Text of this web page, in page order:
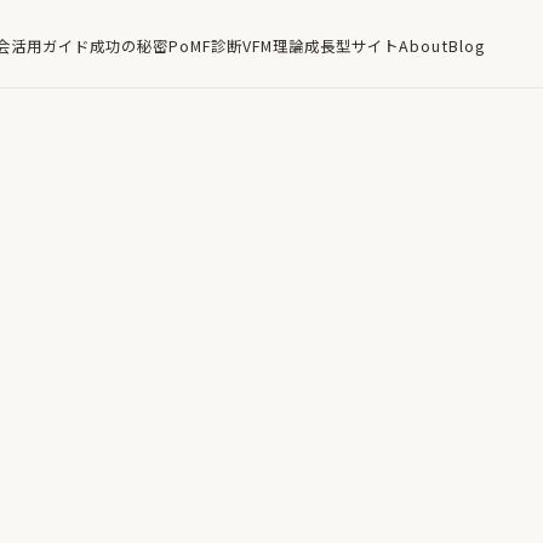
活用ガイド成功の秘密PoMF診断VFM理論成長型サイトAboutBlog